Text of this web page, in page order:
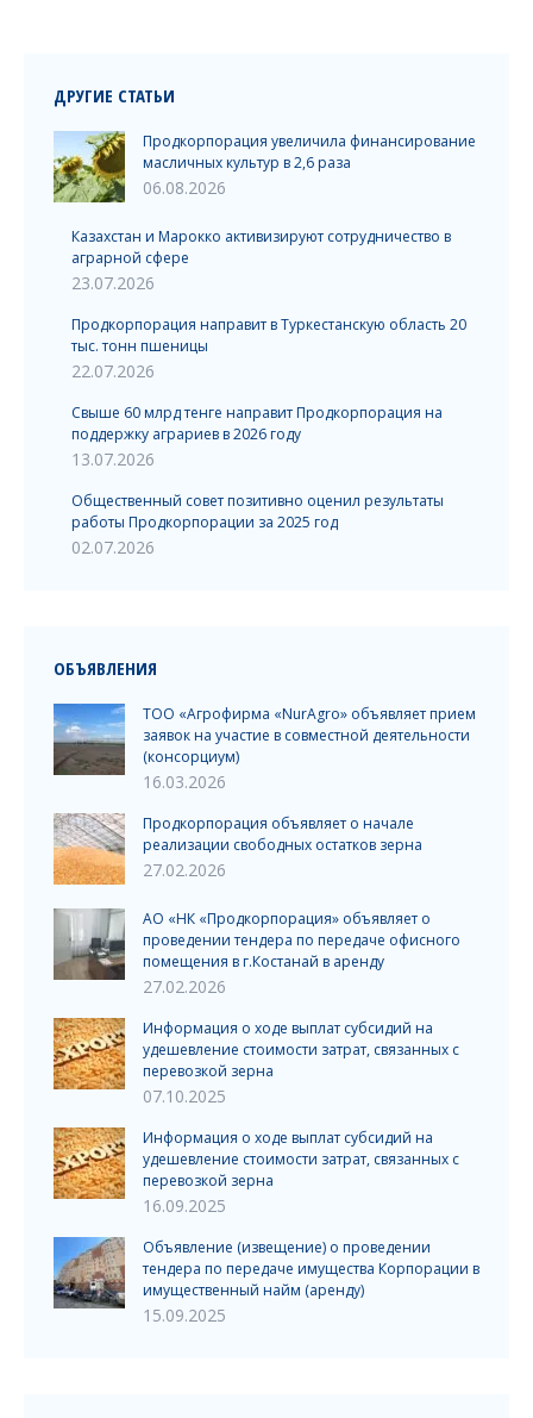
ДРУГИЕ СТАТЬИ
Продкорпорация увеличила финансирование
масличных культур в 2,6 раза
06.08.2026
Казахстан и Марокко активизируют сотрудничество в
аграрной сфере
23.07.2026
Продкорпорация направит в Туркестанскую область 20
тыс. тонн пшеницы
22.07.2026
Свыше 60 млрд тенге направит Продкорпорация на
поддержку аграриев в 2026 году
13.07.2026
Общественный совет позитивно оценил результаты
работы Продкорпорации за 2025 год
02.07.2026
ОБЪЯВЛЕНИЯ
ТОО «Агрофирма «NurAgro» объявляет прием
заявок на участие в совместной деятельности
(консорциум)
16.03.2026
Продкорпорация объявляет о начале
реализации свободных остатков зерна
27.02.2026
АО «НК «Продкорпорация» объявляет о
проведении тендера по передаче офисного
помещения в г.Костанай в аренду
27.02.2026
Информация о ходе выплат субсидий на
удешевление стоимости затрат, связанных с
перевозкой зерна
07.10.2025
Информация о ходе выплат субсидий на
удешевление стоимости затрат, связанных с
перевозкой зерна
16.09.2025
Объявление (извещение) о проведении
тендера по передаче имущества Корпорации в
имущественный найм (аренду)
15.09.2025